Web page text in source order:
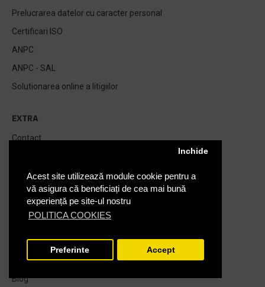
Acest site utilizează module cookie pentru a
vă asigura că beneficiați de cea mai bună
experiență pe site-ul nostru
POLITICA COOKIES
Inchide
Preferinte Accept
Prelucrarea datelor cu caracter personal
Certificari ISO
ANPC
ANPC - SAL
Solutionarea online a litigiilor
EXTRA
Contact
Producatori
Vouchere Cadou
Harta Site
Personale
Oferte speciale
Blog